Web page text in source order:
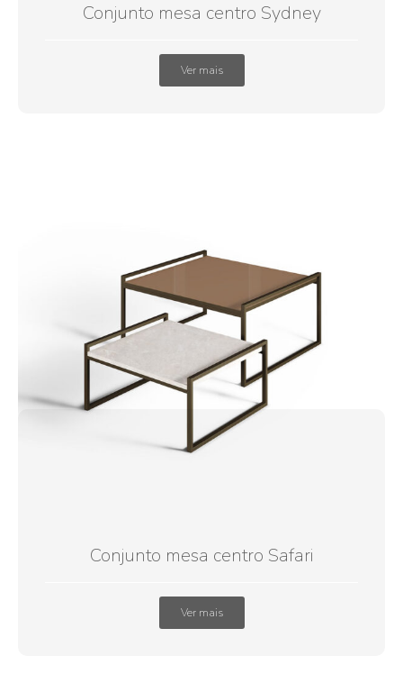
Conjunto mesa centro Sydney
Ver mais
Conjunto mesa centro Safari
Ver mais